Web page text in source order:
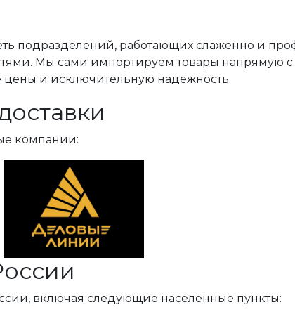
подразделений, работающих слаженно и
Мы сами импортируем товары напрямую
цены и исключительную надежность.
компании:
включая следующие населенные пункты: